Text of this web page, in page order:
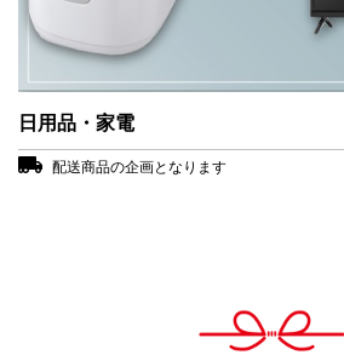
日用品・家電
配送商品の企画となります